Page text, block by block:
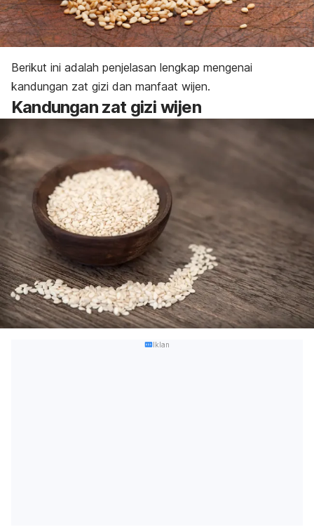
Berikut ini adalah penjelasan lengkap mengenai
kandungan zat gizi dan manfaat wijen.
Kandungan zat gizi wijen
Iklan